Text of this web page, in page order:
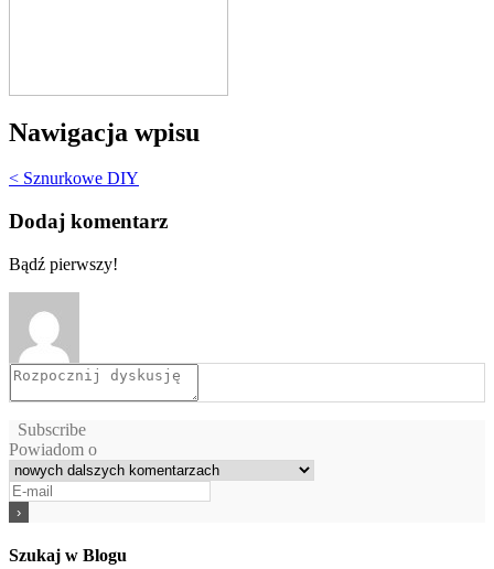
Nawigacja wpisu
< Sznurkowe DIY
Dodaj komentarz
Bądź pierwszy!
Subscribe
Powiadom o
Szukaj w Blogu